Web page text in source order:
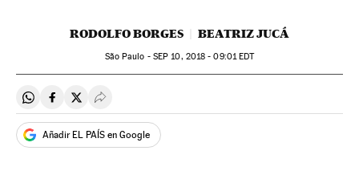
RODOLFO BORGES BEATRIZ JUCÁ
São Paulo - SEP 10, 2018 - 09:01EDT
Compartir en Whatsapp
Compartir en Facebook
Compartir en Twitter
Desplegar Redes Sociales
Añadir EL PAÍS en Google